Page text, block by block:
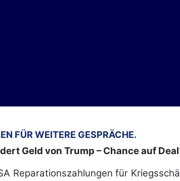
FÜR WEITERE GESPRÄCHE.
Geld von Trump – Chance auf
Reparationszahlungen für